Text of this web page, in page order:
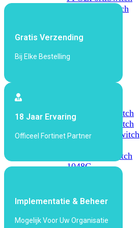
FortiSwitch
FortiSwitch
1024E
FortiSwitch
1048E
FortiSwitch
T1024E
FortiSwitch
FortiSwitch
1048G
2000
Gratis Verzending
Bij Elke Bestelling
18 Jaar Ervaring
Officeel Fortinet Partner
Implementatie & Beheer
Mogelijk Voor Uw Organisatie